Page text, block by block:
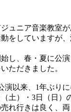
ュニア音楽教室
をしていますが
し、春・夏に公
ただきました。
演以来、1年ぶり
土）・3日（日
れ行きは良く、